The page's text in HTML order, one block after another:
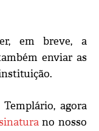
em breve, a
enviar as
agora
no nosso